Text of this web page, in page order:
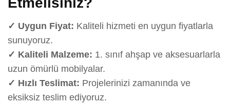
✓ Uygun Fiyat: Kaliteli hizmeti en uygun fiyatlarla
sunuyoruz.
✓ Kaliteli Malzeme: 1. sınıf ahşap ve aksesuarlarla
uzun ömürlü mobilyalar.
✓ Hızlı Teslimat: Projelerinizi zamanında ve
eksiksiz teslim ediyoruz.